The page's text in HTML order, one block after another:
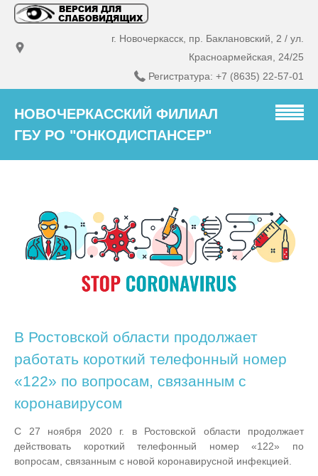
г. Новочеркасск, пр. Баклановский, 2 / ул.
Красноармейская, 24/25
Регистратура: +7 (8635) 22-57-01
НОВОЧЕРКАССКИЙ ФИЛИАЛ
ГБУ РО "ОНКОДИСПАНСЕР"
В Ростовской области продолжает
работать короткий телефонный номер
«122» по вопросам, связанным с
коронавирусом
С 27 ноября 2020 г. в Ростовской области продолжает
действовать короткий телефонный номер «122» по
вопросам, связанным с новой коронавирусной инфекцией.